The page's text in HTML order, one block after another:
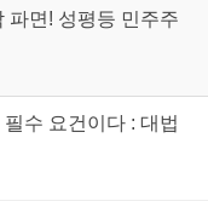
파면! 성평등 민주주
수 요건이다 : 대법